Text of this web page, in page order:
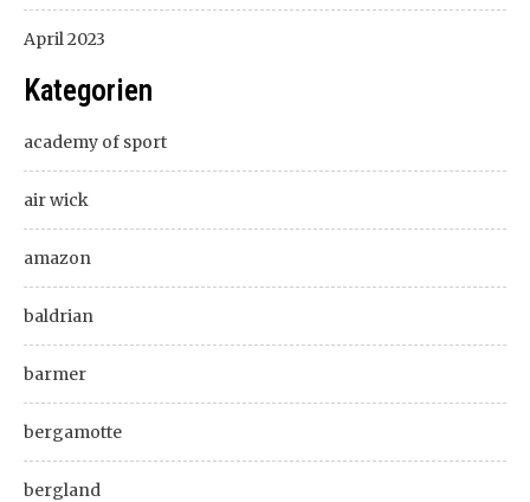
April 2023
Kategorien
academy of sport
air wick
amazon
baldrian
barmer
bergamotte
bergland